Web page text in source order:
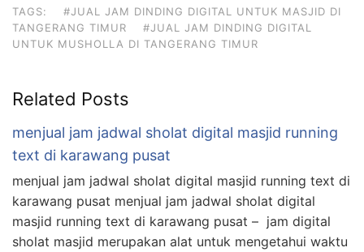
TAGS:
#JUAL JAM DINDING DIGITAL UNTUK MASJID DI
TANGERANG TIMUR
#JUAL JAM DINDING DIGITAL
UNTUK MUSHOLLA DI TANGERANG TIMUR
Related Posts
menjual jam jadwal sholat digital masjid running
text di karawang pusat
menjual jam jadwal sholat digital masjid running text di
karawang pusat menjual jam jadwal sholat digital
masjid running text di karawang pusat – jam digital
sholat masjid merupakan alat untuk mengetahui waktu